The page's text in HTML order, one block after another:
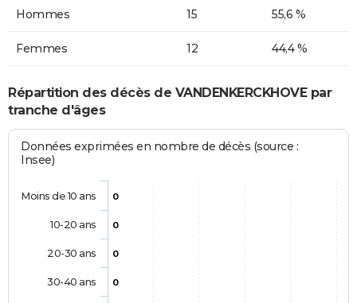
Hommes 15 55,6 %
Femmes 12 44,4 %
Répartition des décès de VANDENKERCKHOVE par
tranche d'âges
Données exprimées en nombre de décès (source :
Insee)
0
0
0
0
Moins de 10 ans
10-20 ans
20-30 ans
30-40 ans